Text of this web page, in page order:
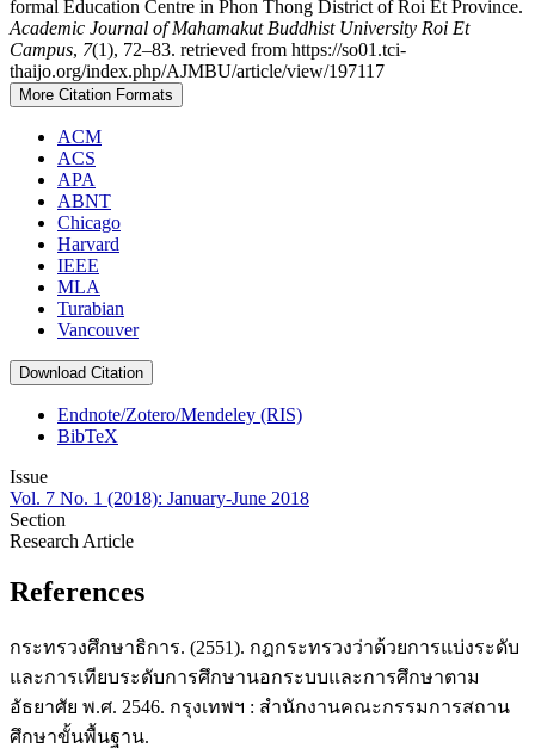
formal Education Centre in Phon Thong District of Roi Et Province.
Academic Journal of Mahamakut Buddhist University Roi Et
Campus, 7(1), 72–83. retrieved from https://so01.tci-
thaijo.org/index.php/AJMBU/article/view/197117
More Citation Formats
ACM
ACS
APA
ABNT
Chicago
Harvard
IEEE
MLA
Turabian
Vancouver
Download Citation
Endnote/Zotero/Mendeley (RIS)
BibTeX
Issue
Vol. 7 No. 1 (2018): January-June 2018
Section
Research Article
References
กระทรวงศึกษาธิการ. (2551). กฎกระทรวงว่าด้วยการแบ่งระดับ
และการเทียบระดับการศึกษานอกระบบและการศึกษาตาม
อัธยาศัย พ.ศ. 2546. กรุงเทพฯ : สำนักงานคณะกรรมการสถาน
ศึกษาขั้นพื้นฐาน.